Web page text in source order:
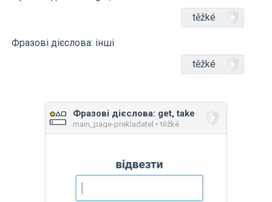
těžké
Фразові дієслова: інші
těžké
Фразові дієслова: get, take
main_page-prekladatel • těžké